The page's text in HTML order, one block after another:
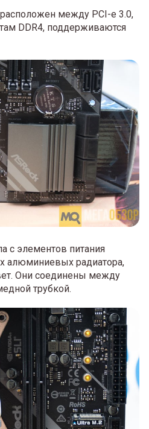
между PCI-e 3.0,
DDR4, поддерживаются
с элементов питания
алюминиевых радиатора,
Они соединены между
трубкой.